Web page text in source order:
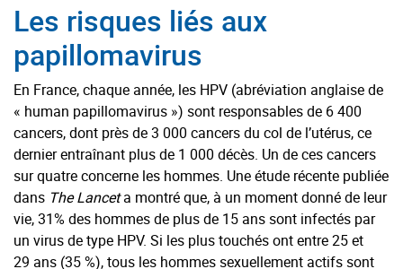
Les risques liés aux
papillomavirus
En France, chaque année, les HPV (abréviation anglaise de
« human papillomavirus ») sont responsables de 6 400
cancers, dont près de 3 000 cancers du col de l’utérus, ce
dernier entraînant plus de 1 000 décès. Un de ces cancers
sur quatre concerne les hommes. Une étude récente publiée
dans The Lanceta montré que, à un moment donné de leur
vie, 31% des hommes de plus de 15 ans sont infectés par
un virus de type HPV. Si les plus touchés ont entre 25 et
29 ans (35 %), tous les hommes sexuellement actifs sont